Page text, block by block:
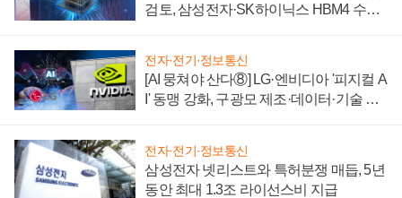
검토, 삼성전자·SK하이닉스 HBM4 수율
전자·전기·정보통신
[AI 뭉쳐야 산다⑧] LG·엔비디아 '피지컬 A
I' 동맹 강화, 구광모 제조·데이터·기술 결
전자·전기·정보통신
삼성전자 넷리스트와 특허분쟁 매듭, 5년
동안 최대 1.3조 라이선스비 지급